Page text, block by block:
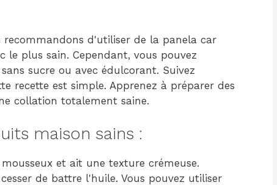
recommandons d'utiliser de la panela car
plus sain. Cependant, vous pouvez
sucre ou avec édulcorant. Suivez
recette est simple. Apprenez à préparer des
collation totalement saine.
maison sains :
et ait une texture crémeuse.
de battre l'huile. Vous pouvez utiliser